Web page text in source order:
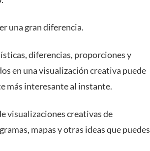
una gran diferencia.
diferencias, proporciones y
en una visualización creativa puede
más interesante al instante.
visualizaciones creativas de
mapas y otras ideas que puedes